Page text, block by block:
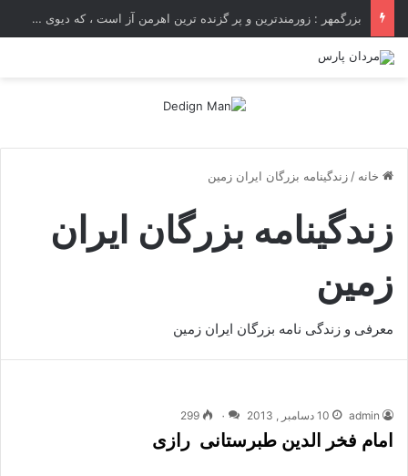
بزرگمهر : زورمندترین و پر گزنده ترین اهرمن آز است ، که دیوی است ستمکار و دیر ساز
خانه / زندگینامه بزرگان ایران زمین
زندگینامه بزرگان ایران
زمین
معرفی و زندگی نامه بزرگان ایران زمین
admin 10 دسامبر , 2013 ۰ 299
امام فخر الدین طبرستانی رازی